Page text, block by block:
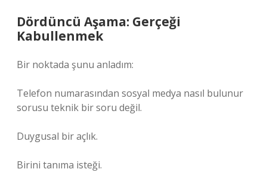
Dördüncü Aşama: Gerçeği
Kabullenmek
Bir noktada şunu anladım:
Telefon numarasından sosyal medya nasıl bulunur
sorusu teknik bir soru değil.
Duygusal bir açlık.
Birini tanıma isteği.